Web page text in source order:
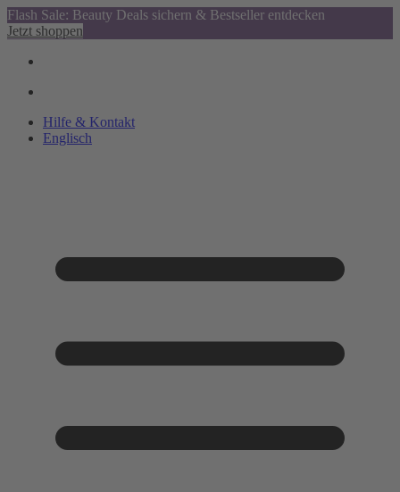
Flash Sale: Beauty Deals sichern & Bestseller entdecken
Jetzt shoppen
Hilfe & Kontakt
Englisch